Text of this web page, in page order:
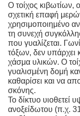
Ο τοίχος κιβωτίων,
σχετική επαφή
χρησιμοποιημένο
τη συνεχή
που γυαλίζεται.
τόξων, δεν υπάρχει
χάσμα υλικών. Ο
γυαλισμένη δομή
καθαρίσει και να
σκόνης.
Το δίκτυο υιοθετεί
ανοξείδωτου (π.χ.